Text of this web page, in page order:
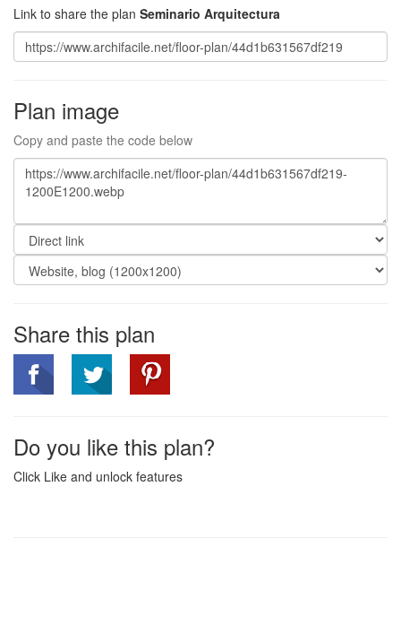
Link to share the plan Seminario Arquitectura
Plan image
Copy and paste the code below
Share this plan
Do you like this plan?
Click Like and unlock features